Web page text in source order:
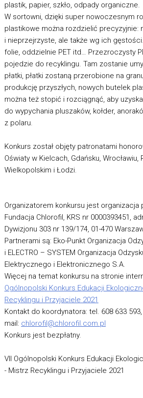
plastik, papier, szkło, odpady organiczne.
W sortowni, dzięki super nowoczesnym
plastikowe można rozdzielić precyzyjnie:
i nieprzejrzyste, ale także wg ich
folie, oddzielnie PET itd… Przezroczysty
pojedzie do recyklingu. Tam zostanie
płatki, płatki zostaną przerobione na
produkcję przyszłych, nowych butelek
można też stopić i rozciągnąć, aby
do wypychania pluszaków, kołder,
z polaru.
Konkurs został objęty patronatami
Oświaty w Kielcach, Gdańsku,
Wielkopolskim i Łodzi.
Organizatorem konkursu jest organizacja
Fundacja Chlorofil, KRS nr 0000393451,
Dywizjonu 303 nr 139/174, 01-470
Partnerami są: Eko-Punkt Organizacja
i ELECTRO – SYSTEM Organizacja
Elektrycznego i Elektronicznego S.A.
Więcej na temat konkursu na stronie
Ogólnopolski Konkurs Edukacji
Recyklingu i Przyjaciele 2021
Kontakt do koordynatora: tel. 608 633
mail: chlorofil@chlorofil.com.pl
Konkurs jest bezpłatny.
VII Ogólnopolski Konkurs Edukacji
- Mistrz Recyklingu i Przyjaciele 2021